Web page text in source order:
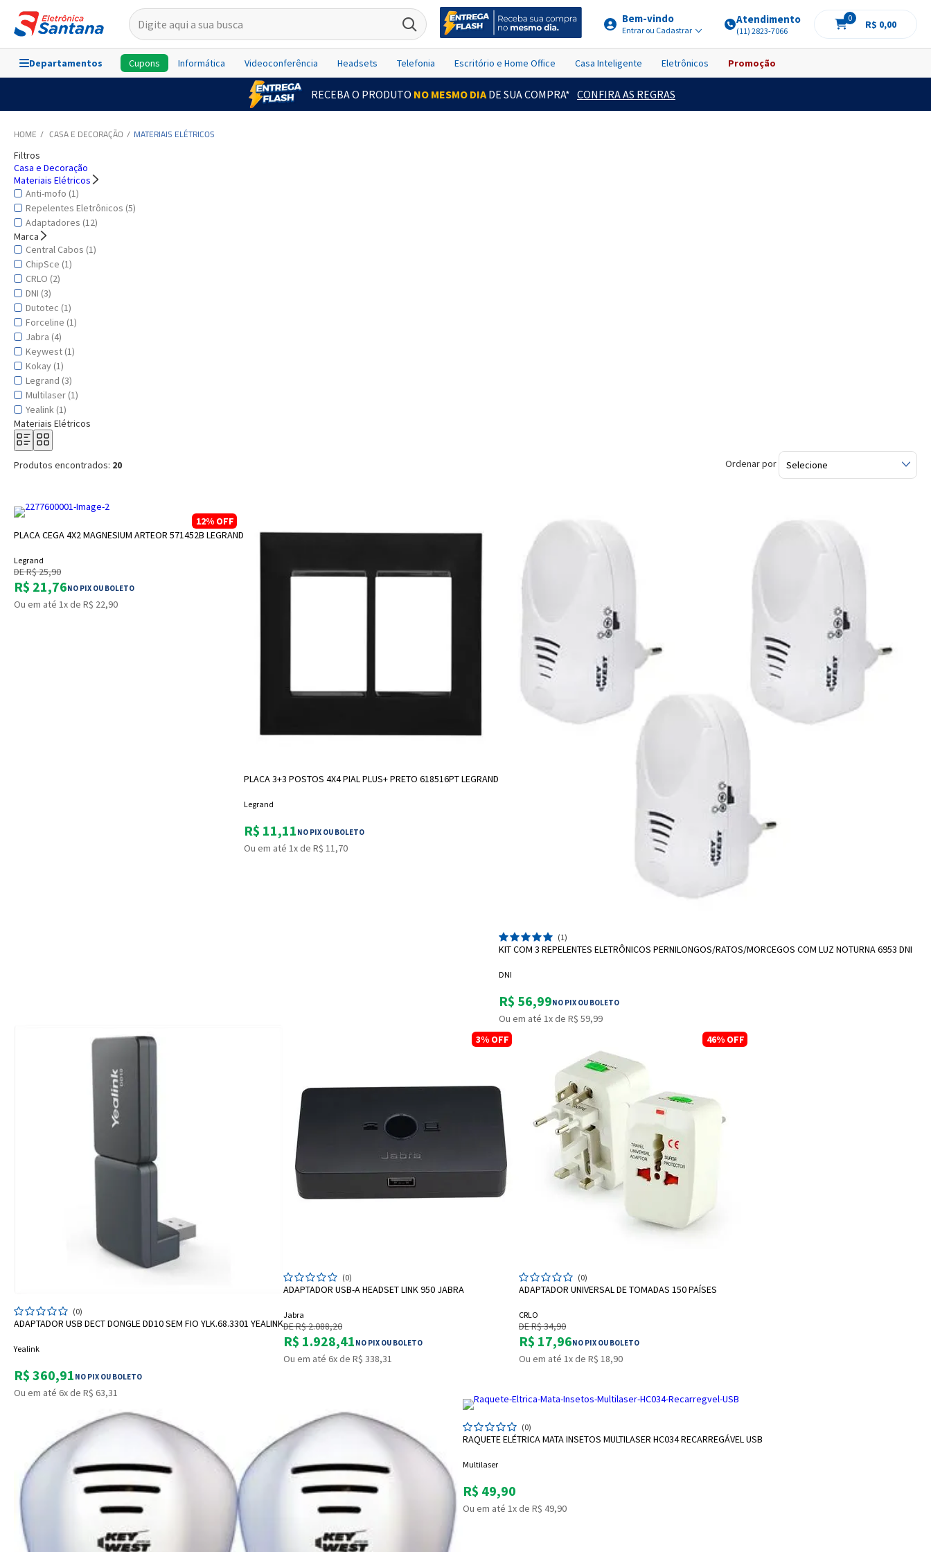
Bem-vindo
Entrar ou Cadastrar
Atendimento
(11) 2823-7066
0
R$ 0,00
Departamentos Cupons Informática Videoconferência Headsets Telefonia Escritório e Home Office Casa Inteligente Eletrônicos Promoção
RECEBA O PRODUTO NO MESMO DIADE SUA COMPRA* CONFIRA AS REGRAS
Entrega Flash
Cartão de crédito
Pagamento via Pix
Retire na Loja
CASA E DECORAÇÃO MATERIAIS ELÉTRICOS
Filtros
Casa e Decoração
Materiais Elétricos
Anti-mofo (1)
Repelentes Eletrônicos (5)
Adaptadores (12)
Marca
Central Cabos (1)
ChipSce (1)
CRLO (2)
DNI (3)
Dutotec (1)
Forceline (1)
Jabra (4)
Keywest (1)
Kokay (1)
Legrand (3)
Multilaser (1)
Yealink (1)
Materiais Elétricos
Produtos encontrados: 20 Ordenar por
12% OFF
PLACA CEGA 4X2 MAGNESIUM ARTEOR 571452B LEGRAND
Legrand
DE R$ 25,90
R$ 21,76NO PIX OU BOLETO
Ou em até 1x de R$ 22,90
PLACA 3+3 POSTOS 4X4 PIAL PLUS+ PRETO 618516PT LEGRAND
Legrand
R$ 11,11 NO PIX OU BOLETO
Ou em até 1x de R$ 11,70
(1)
KIT COM 3 REPELENTES ELETRÔNICOS PERNILONGOS/RATOS/MORCEGOS COM LUZ NOTURNA 6953 DNI
DNI
R$ 56,99NO PIX OU BOLETO
Ou em até 1x de R$ 59,99
(0)
ADAPTADOR USB DECT DONGLE DD10 SEM FIO YLK.68.3301 YEALINK
Yealink
R$ 360,91 NO PIX OU BOLETO
Ou em até 6x de R$ 63,31
3% OFF
(0)
ADAPTADOR USB-A HEADSET LINK 950 JABRA
Jabra
DE R$ 2.088,20
R$ 1.928,41 NO PIX OU BOLETO
Ou em até 6x de R$ 338,31
46% OFF
(0)
ADAPTADOR UNIVERSAL DE TOMADAS 150 PAÍSES
CRLO
DE R$ 34,90
R$ 17,96NO PIX OU BOLETO
Ou em até 1x de R$ 18,90
(0)
RAQUETE ELÉTRICA MATA INSETOS MULTILASER HC034 RECARREGÁVEL USB
Multilaser
R$ 49,90
Ou em até 1x de R$ 49,90